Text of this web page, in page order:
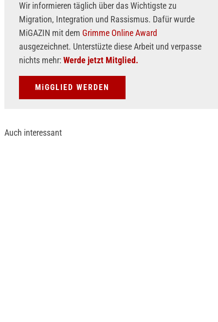
Wir informieren täglich über das Wichtigste zu
Migration, Integration und Rassismus. Dafür wurde
MiGAZIN mit dem Grimme Online Award
ausgezeichnet. Unterstüzte diese Arbeit und verpasse
nichts mehr: Werde jetzt Mitglied.
MiGGLIED WERDEN
Auch interessant